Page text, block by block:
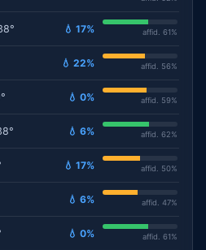
💧 17% affid. 61%
💧 22% affid. 56%
💧 0% affid. 59%
💧 6% affid. 62%
💧 17% affid. 50%
💧 6% affid. 47%
💧 0% affid. 61%